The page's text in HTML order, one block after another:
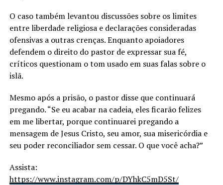
O caso também levantou discussões sobre os limites
entre liberdade religiosa e declarações consideradas
ofensivas a outras crenças. Enquanto apoiadores
defendem o direito do pastor de expressar sua fé,
críticos questionam o tom usado em suas falas sobre o
islã.
Mesmo após a prisão, o pastor disse que continuará
pregando. “Se eu acabar na cadeia, eles ficarão felizes
em me libertar, porque continuarei pregando a
mensagem de Jesus Cristo, seu amor, sua misericórdia e
seu poder reconciliador sem cessar. O que você acha?”
Assista:
https://www.instagram.com/p/DYhkC5mD5St/